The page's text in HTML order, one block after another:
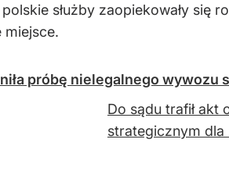
służby zaopiekowały się
miejsce.
próbę nielegalnego
Do sądu trafił akt
strategicznym dla